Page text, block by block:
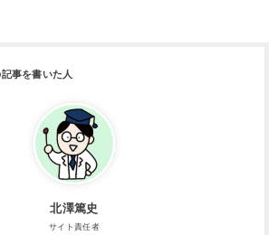
北澤篤史
サイト責任者